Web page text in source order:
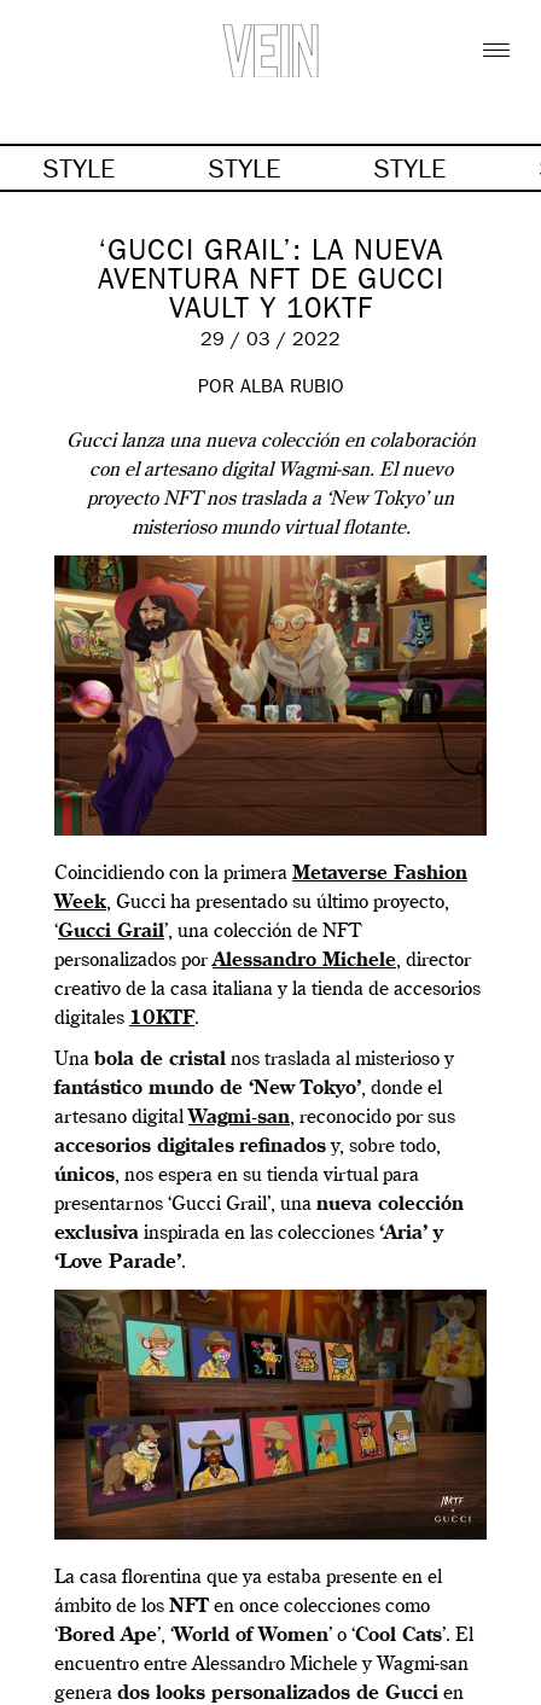
STYLE STYLE STYLE
‘GUCCI GRAIL’: LA NUEVA
AVENTURA NFT DE GUCCI
VAULT Y 10KTF
29 / 03 / 2022
POR ALBA RUBIO
Gucci lanza una nueva colección en colaboración
con el artesano digital Wagmi-san. El nuevo
proyecto NFT nos traslada a ‘New Tokyo’ un
misterioso mundo virtual flotante.
Coincidiendo con la primera Metaverse Fashion
Week, Gucci ha presentado su último proyecto,
‘Gucci Grail’, una colección de NFT
personalizados porAlessandro Michele, director
creativo de la casa italiana y la tienda de accesorios
digitales 10KTF.
Una bola de cristal nos traslada al misterioso y
fantástico mundo de ‘New Tokyo’, donde el
artesano digital Wagmi-san, reconocido por sus
accesorios digitales refinadosy, sobre todo,
únicos, nos espera en su tienda virtual para
presentarnos ‘Gucci Grail’, una nueva colección
exclusiva inspirada en las colecciones ‘Aria’ y
‘Love Parade’.
La casa florentina que ya estaba presente en el
ámbito de los NFTen once colecciones como
‘Bored Ape’, ‘World of Women’ o ‘Cool Cats’. El
encuentro entre Alessandro Michele y Wagmi-san
genera dos looks personalizados de Gucci en